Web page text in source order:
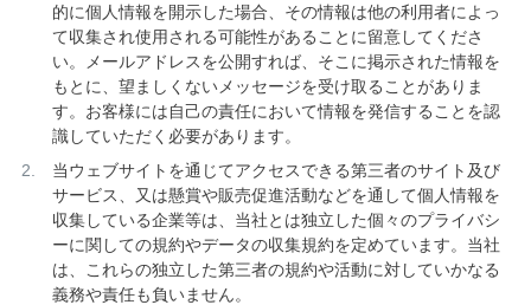
的に個人情報を開示した場合、その情報は他の利用者によっ
て収集され使用される可能性があることに留意してくださ
い。メールアドレスを公開すれば、そこに掲示された情報を
もとに、望ましくないメッセージを受け取ることがありま
す。お客様には自己の責任において情報を発信することを認
識していただく必要があります。
当ウェブサイトを通じてアクセスできる第三者のサイト及び
サービス、又は懸賞や販売促進活動などを通して個人情報を
収集している企業等は、当社とは独立した個々のプライバシ
ーに関しての規約やデータの収集規約を定めています。当社
は、これらの独立した第三者の規約や活動に対していかなる
義務や責任も負いません。